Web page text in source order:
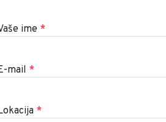
ime *
mail *
*